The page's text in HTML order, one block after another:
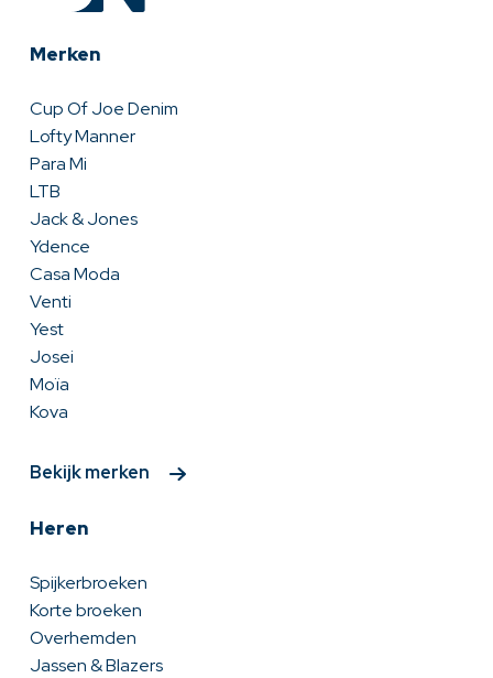
Merken
Cup Of Joe Denim
Lofty Manner
Para Mi
LTB
Jack & Jones
Ydence
Casa Moda
Venti
Yest
Josei
Moïa
Kova
Bekijk merken
Heren
Spijkerbroeken
Korte broeken
Overhemden
Jassen & Blazers